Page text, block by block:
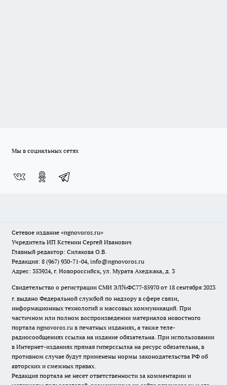
Мы в социальных сетях
Сетевое издание «ngnovoros.ru»
Учредитель ИП Кстенин Сергей Иванович
Главный редактор: Силакова О.В.
Редакция: 8 (967) 930-71-04, info@ngnovoros.ru
Адрес: 353924, г. Новороссийск, ул. Мурата Ахеджака, д. 3
Свидетельство о регистрации СМИ ЭЛ№ФС77-85970 от 18 сентября 2023
г. выдано Федеральной службой по надзору в сфере связи,
информационных технологий и массовых коммуникаций. При
частичном или полном воспроизведении материалов новостного
портала ngnovoros.ru в печатных изданиях, а также теле-
радиосообщениях ссылка на издание обязательна. При использовании
в Интернет-изданиях прямая гиперссылка на ресурс обязательна, в
противном случае будут применены нормы законодательства РФ об
авторских и смежных правах.
Редакция портала не несет ответственности за комментарии и